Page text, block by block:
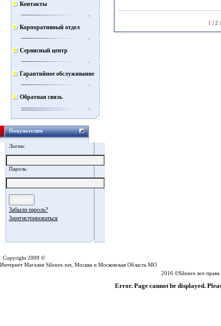
Контакты
Корпоративный отдел
Сервисный центр
Гарантийное обслуживание
Обратная связь
Покупателям
Логин:
Пароль:
Забыли пароль?
Зарегистрироваться
1 | 2
Copyright 2009 ©
Интернет Магазин Silonex.net, Москва и Московская Область МО
2016 ©Silonex все
Error. Page cannot be displayed.